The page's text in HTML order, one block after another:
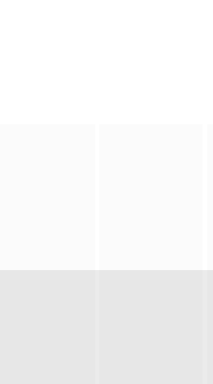
奇局。一桩401部队的神秘失踪事件
翰林院的奇女子。十年前的她被他从死人
属性，请求老炮儿顾炎带自己用程序员身